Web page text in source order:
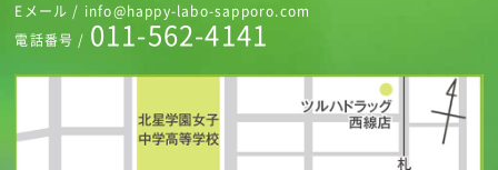
Eメール / info@happy-labo-sapporo.com
電話番号 / 011-562-4141